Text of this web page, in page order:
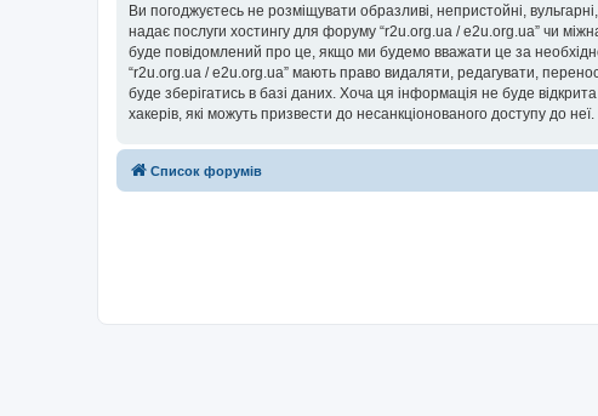
Ви погоджуєтесь не розміщувати образливі, непристойні,
надає послуги хостингу для форуму “r2u.org.ua / e2u.org.ua” чи
буде повідомлений про це, якщо ми будемо вважати це за
“r2u.org.ua / e2u.org.ua” мають право видаляти, редагувати,
буде зберігатись в базі даних. Хоча ця інформація не буде
хакерів, які можуть призвести до несанкціонованого доступу до неї.
Список форумів